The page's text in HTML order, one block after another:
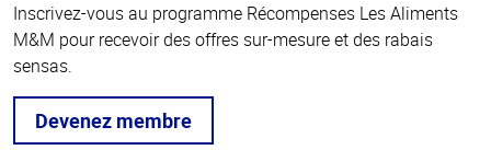
Inscrivez-vous au programme Récompenses Les Aliments
M&M pour recevoir des offres sur-mesure et des rabais
sensas.
Devenez membre